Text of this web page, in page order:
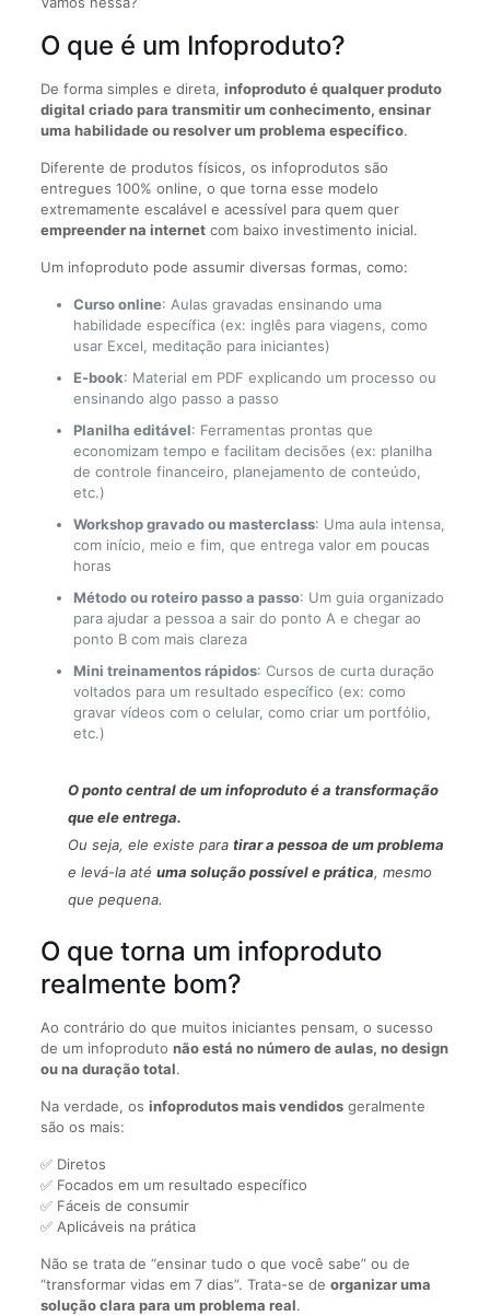
O que é um Infoproduto?
De forma simples e direta, infoproduto é qualquer produto
digital criado para transmitir um conhecimento, ensinar
uma habilidade ou resolver um problema específico.
Diferente de produtos físicos, os infoprodutos são
entregues 100% online, o que torna esse modelo
extremamente escalável e acessível para quem quer
empreender na internetcom baixo investimento inicial.
Um infoproduto pode assumir diversas formas, como:
Curso online: Aulas gravadas ensinando uma
habilidade específica (ex: inglês para viagens, como
usar Excel, meditação para iniciantes)
E-book: Material em PDF explicando um processo ou
ensinando algo passo a passo
Planilha editável: Ferramentas prontas que
economizam tempo e facilitam decisões (ex: planilha
de controle financeiro, planejamento de conteúdo,
etc.)
Workshop gravado ou masterclass: Uma aula intensa,
com início, meio e fim, que entrega valor em poucas
horas
Método ou roteiro passo a passo: Um guia organizado
para ajudar a pessoa a sair do ponto A e chegar ao
ponto B com mais clareza
Mini treinamentos rápidos: Cursos de curta duração
voltados para um resultado específico (ex: como
gravar vídeos com o celular, como criar um portfólio,
etc.)
O ponto central de um infoproduto é a transformação
que ele entrega.
Ou seja, ele existe para tirar a pessoa de um problema
e levá-la até uma solução possível e prática, mesmo
que pequena.
O que torna um infoproduto
realmente bom?
Ao contrário do que muitos iniciantes pensam, o sucesso
de um infoproduto não está no número de aulas, no design
ou na duração total.
Na verdade, os infoprodutos mais vendidosgeralmente
são os mais:
✅ Diretos
✅ Focados em um resultado específico
✅ Fáceis de consumir
✅ Aplicáveis na prática
Não se trata de “ensinar tudo o que você sabe” ou de
“transformar vidas em 7 dias”. Trata-se de organizar uma
solução clara para um problema real.